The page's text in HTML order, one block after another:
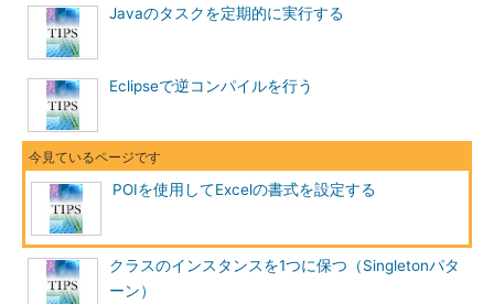
Javaのタスクを定期的に実行する
Eclipseで逆コンパイルを行う
POIを使用してExcelの書式を設定する
クラスのインスタンスを1つに保つ（Singletonパタ
ーン）